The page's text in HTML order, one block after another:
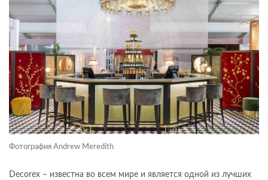
Фотография Andrew Meredith
Decorex – известна во всем мире и является одной из лучших